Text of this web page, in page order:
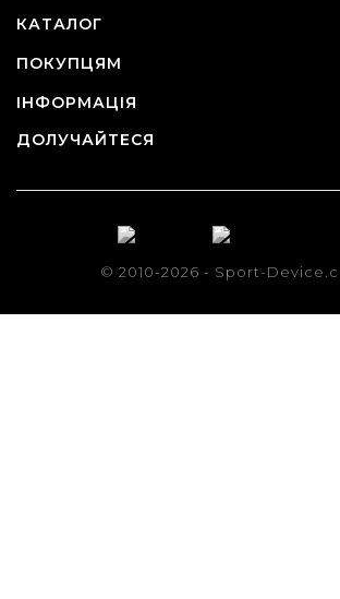
КАТАЛОГ
ПОКУПЦЯМ
ІНФОРМАЦІЯ
ДОЛУЧАЙТЕСЯ
© 2010-2026 - Sport-